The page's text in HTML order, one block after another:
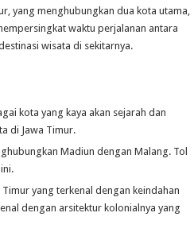
yang menghubungkan dua kota utama,
waktu perjalanan antara
wisata di sekitarnya.
kota yang kaya akan sejarah dan
di Jawa Timur.
Madiun dengan Malang. Tol
yang terkenal dengan keindahan
dengan arsitektur kolonialnya yang